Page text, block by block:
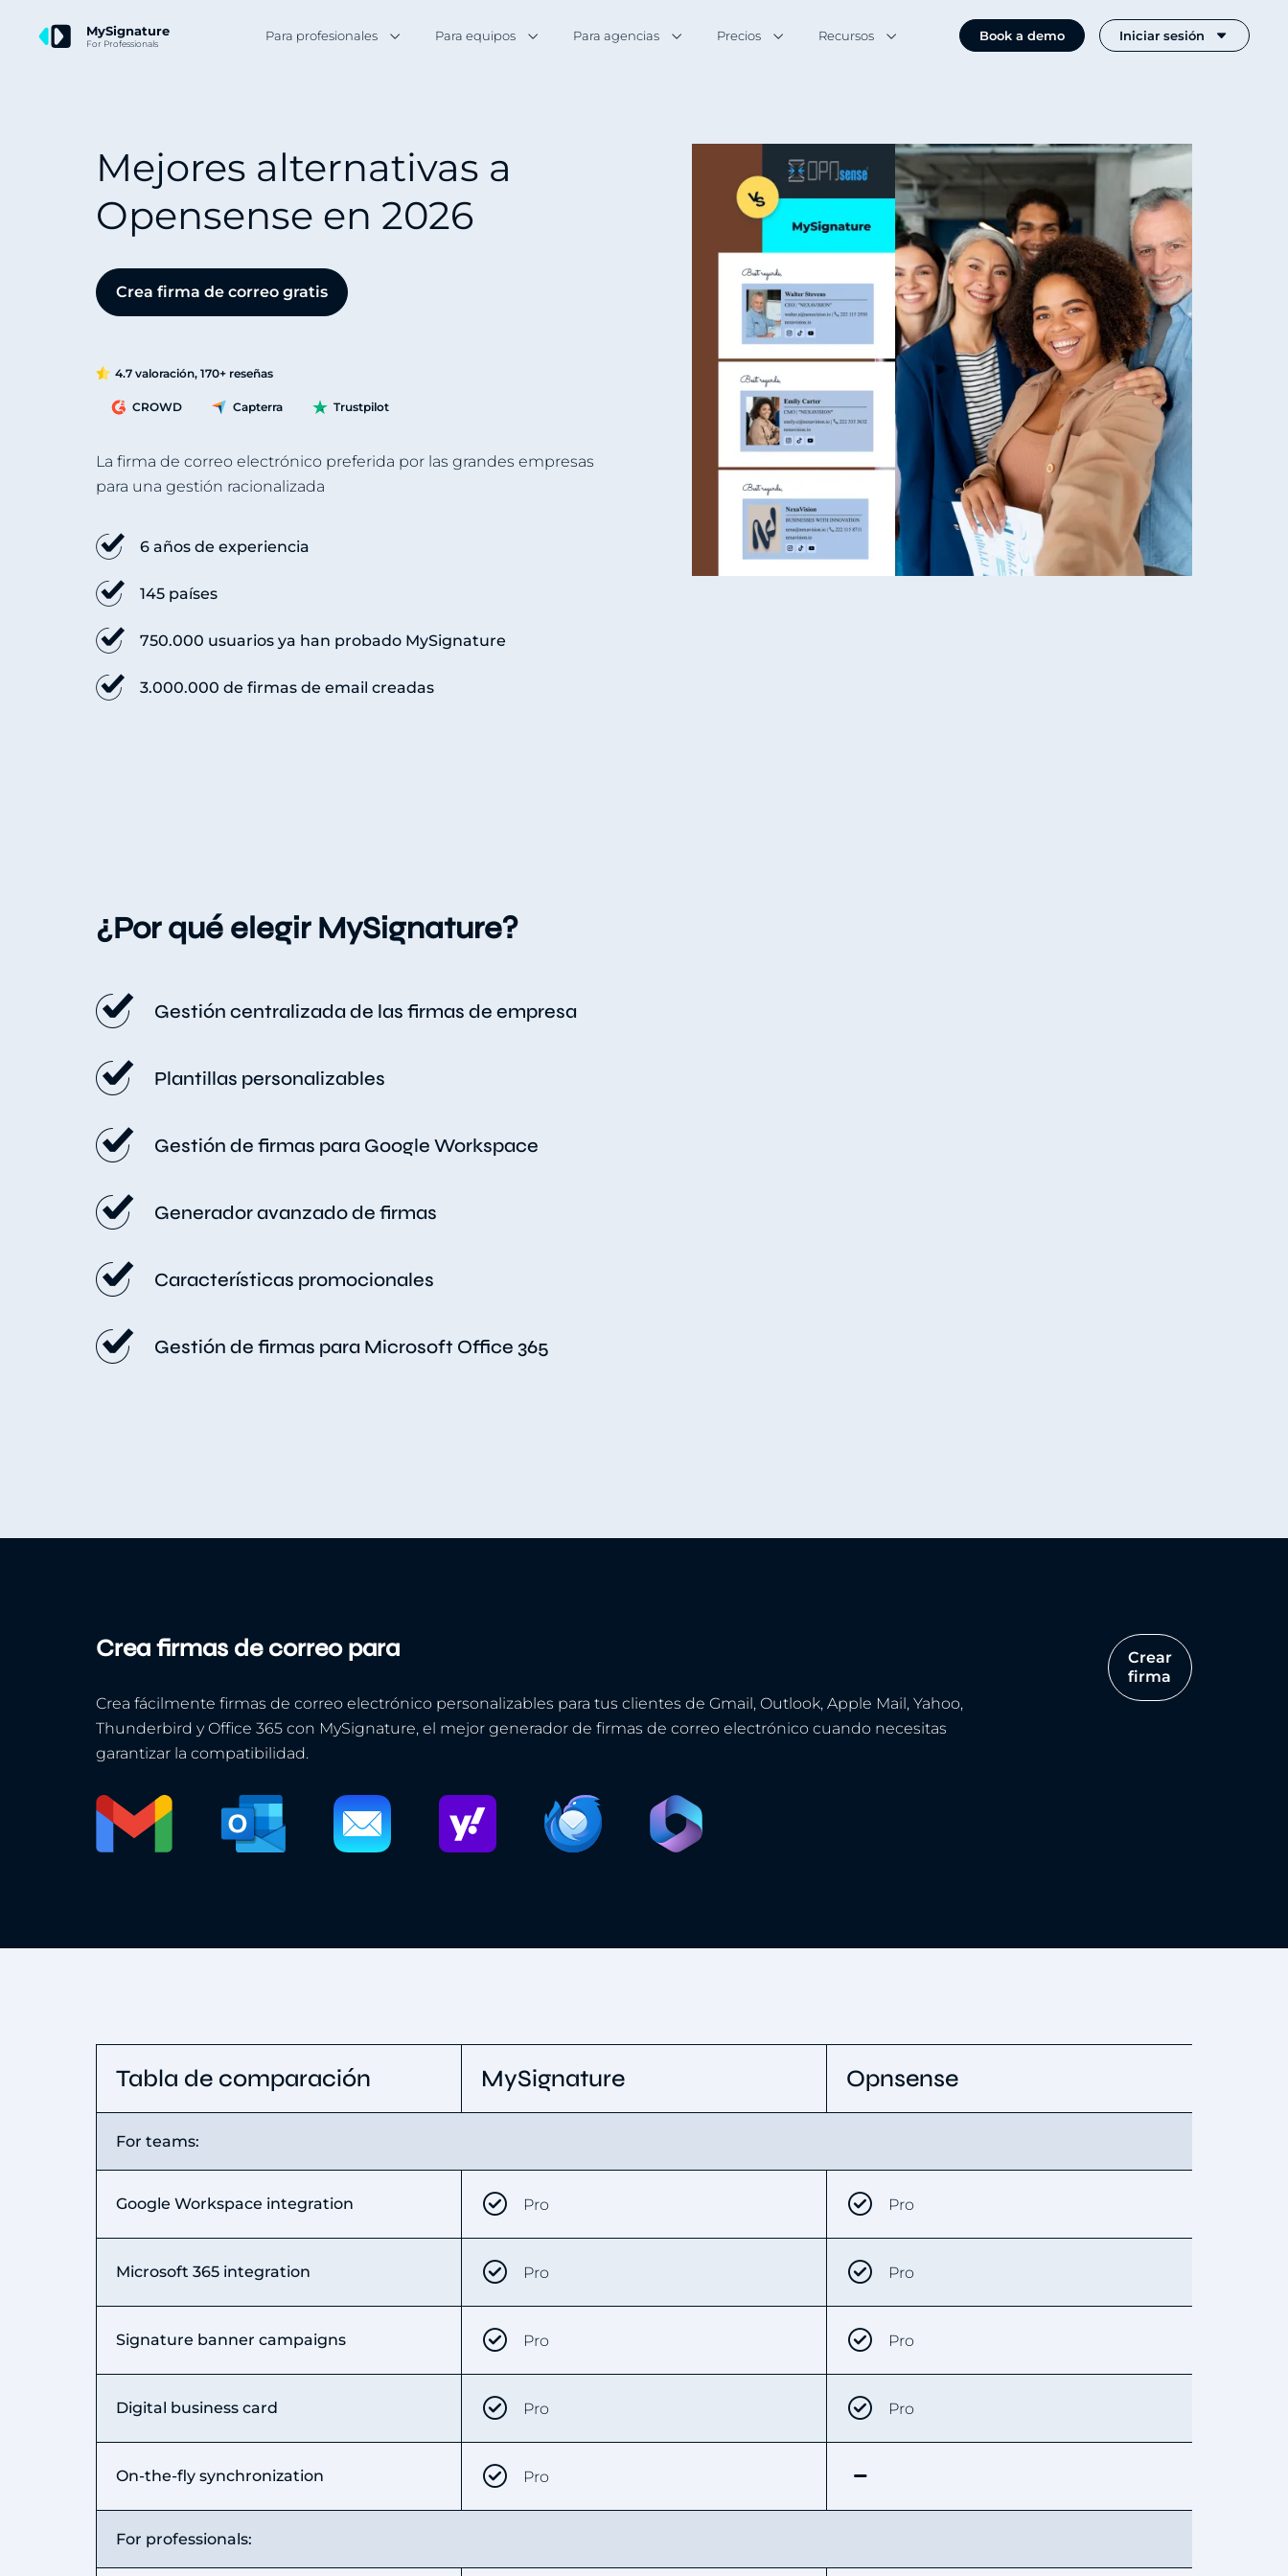
MySignature
For Professionals
Para profesionales Para equipos Para agencias Precios Recursos Book a demo Iniciar sesión
Mejores alternativas a
Opensense en 2026
Crea firma de correo gratis
4.7 valoración, 170+ reseñas
CROWD Capterra Trustpilot
La firma de correo electrónico preferida por las grandes empresas
para una gestión racionalizada
6 años de experiencia
145 países
750.000 usuarios ya han probado MySignature
3.000.000 de firmas de email creadas
¿Por qué elegir MySignature?
Gestión centralizada de las firmas de empresa
Plantillas personalizables
Gestión de firmas para Google Workspace
Generador avanzado de firmas
Características promocionales
Gestión de firmas para Microsoft Office 365
Crea firmas de correo para
Crea fácilmente firmas de correo electrónico personalizables para tus clientes de Gmail, Outlook, Apple Mail, Yahoo,
Thunderbird y Office 365 con MySignature, el mejor generador de firmas de correo electrónico cuando necesitas
garantizar la compatibilidad.
Crear
firma
Tabla de comparación MySignature Opnsense
For teams:
Google Workspace integration Pro Pro
Microsoft 365 integration Pro Pro
Signature banner campaigns Pro Pro
Digital business card Pro Pro
On-the-fly synchronization Pro
For professionals: